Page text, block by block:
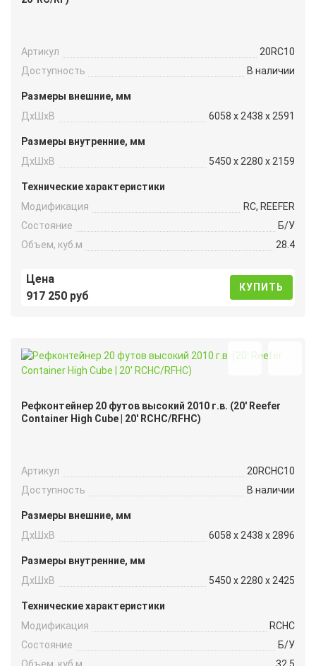
Артикул
20RC10
Доступность
В наличии
Размеры внешние, мм
ДxШxВ
6058 x 2438 x 2591
Размеры внутренние, мм
ДxШxВ
5450 x 2280 x 2159
Технические характеристики
Модификация
RC, REEFER
Состояние
Б/У
Объем, куб.м
28.4
Цена
917 250 руб
КУПИТЬ
Рефконтейнер 20 футов высокий 2010 г.в. (20′ Reefer
Container High Cube | 20′ RCHC/RFHC)
Артикул
20RCHC10
Доступность
В наличии
Размеры внешние, мм
ДxШxВ
6058 x 2438 x 2896
Размеры внутренние, мм
ДxШxВ
5450 x 2280 x 2425
Технические характеристики
Модификация
RCHC
Состояние
Б/У